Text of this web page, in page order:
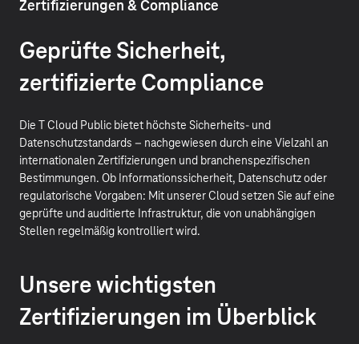
Zertifizierungen & Compliance
Geprüfte Sicherheit,
zertifizierte Compliance
Die T Cloud Public bietet höchste Sicherheits- und
Datenschutzstandards – nachgewiesen durch eine Vielzahl an
internationalen Zertifizierungen und branchenspezifischen
Bestimmungen. Ob Informationssicherheit, Datenschutz oder
regulatorische Vorgaben: Mit unserer Cloud setzen Sie auf eine
geprüfte und auditierte Infrastruktur, die von unabhängigen
Stellen regelmäßig kontrolliert wird.
Unsere wichtigsten
Zertifizierungen im Überblick